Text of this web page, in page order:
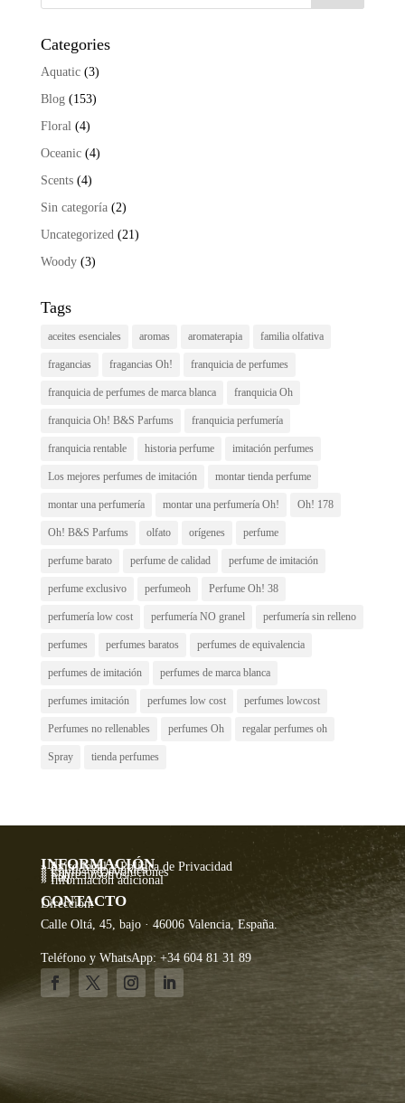
Categories
Aquatic(3)
Blog(153)
Floral(4)
Oceanic(4)
Scents(4)
Sin categoría(2)
Uncategorized(21)
Woody(3)
Tags
aceites esenciales aromas aromaterapia familia olfativa
fragancias fragancias Oh! franquicia de perfumes
franquicia de perfumes de marca blanca franquicia Oh
franquicia Oh! B&S Parfums franquicia perfumería
franquicia rentable historia perfume imitación perfumes
Los mejores perfumes de imitación montar tienda perfume
montar una perfumería montar una perfumería Oh! Oh! 178
Oh! B&S Parfums olfato orígenes perfume
perfume barato perfume de calidad perfume de imitación
perfume exclusivo perfumeoh Perfume Oh! 38
perfumería low cost perfumería NO granel perfumería sin relleno
perfumes perfumes baratos perfumes de equivalencia
perfumes de imitación perfumes de marca blanca
perfumes imitación perfumes low cost perfumes lowcost
Perfumes no rellenables perfumes Oh regalar perfumes oh
Spray tienda perfumes
INFORMACIÓN
» Aviso legal y Política de Privacidad
» Política de cookies
» Envíos y Devoluciones
» Sobre nosotros
» Faq
» Información adicional
CONTACTO
Dirección:
Calle Oltá, 45, bajo · 46006 Valencia, España.
Teléfono y WhatsApp: +34 604 81 31 89